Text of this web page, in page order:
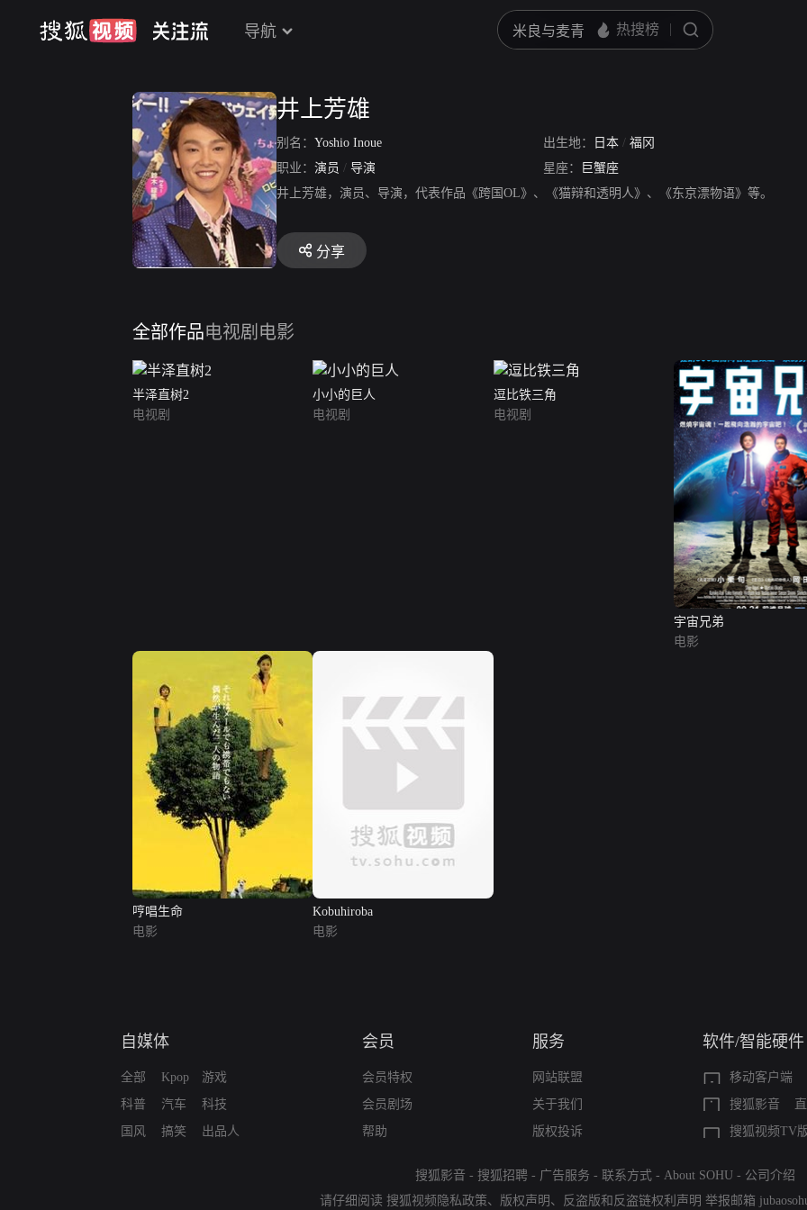
导航
井上芳雄
别名： Yoshio Inoue 出生地： 日本 / 福冈
职业： 演员 / 导演 星座：
巨蟹座
井上芳雄，演员、导演，代表作品《跨国OL》、《猫辩和透明人》、《东京漂物语》等。
分享
全部作品电视剧 电影
半泽直树2
电视剧
小小的巨人
电视剧
逗比铁三角
电视剧
宇宙兄弟
电影
哼唱生命
电影
Kobuhiroba
电影
自媒体
全部
科普
国风
Kpop
汽车
搞笑
游戏
科技
出品人
会员
会员特权
会员剧场
帮助
服务
网站联盟
关于我们
版权投诉
软件/智能硬件
移动客户端
搜狐影音
搜狐视频TV
搜狐影音 - 搜狐招聘 - 广告服务 - 联系方式 - About SOHU - 公司介绍
请仔细阅读 搜狐视频隐私政策、 版权声明 、 反盗版和反盗链权利声明 举报邮箱